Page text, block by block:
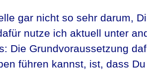
gar nicht so sehr darum,
nutze ich aktuell unter
Die Grundvoraussetzung
führen kannst, ist, dass